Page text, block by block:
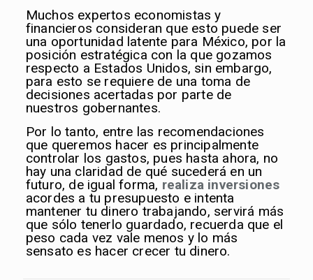
Muchos expertos economistas y
financieros consideran que esto puede ser
una oportunidad latente para México, por la
posición estratégica con la que gozamos
respecto a Estados Unidos, sin embargo,
para esto se requiere de una toma de
decisiones acertadas por parte de
nuestros gobernantes.
Por lo tanto, entre las recomendaciones
que queremos hacer es principalmente
controlar los gastos, pues hasta ahora, no
hay una claridad de qué sucederá en un
futuro, de igual forma, realiza inversiones
acordes a tu presupuesto e intenta
mantener tu dinero trabajando, servirá más
que sólo tenerlo guardado, recuerda que el
peso cada vez vale menos y lo más
sensato es hacer crecer tu dinero.